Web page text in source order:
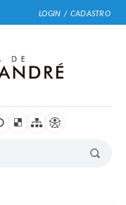
LOGIN / CADASTRO